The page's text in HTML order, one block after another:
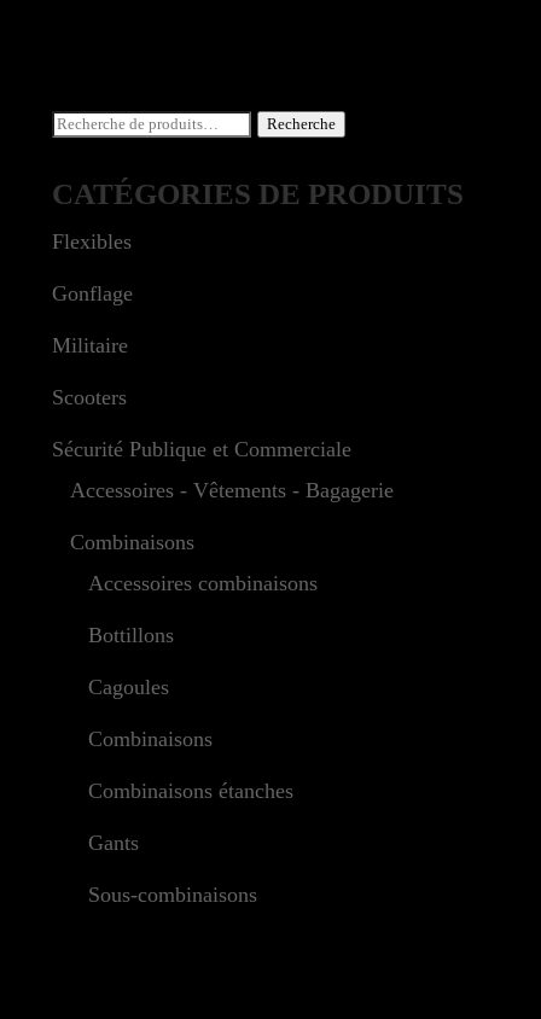
Recherche
Recherche
CATÉGORIES DE PRODUITS
Flexibles
Gonflage
Militaire
Scooters
Sécurité Publique et Commerciale
Accessoires - Vêtements - Bagagerie
Combinaisons
Accessoires combinaisons
Bottillons
Cagoules
Combinaisons
Combinaisons étanches
Gants
Sous-combinaisons